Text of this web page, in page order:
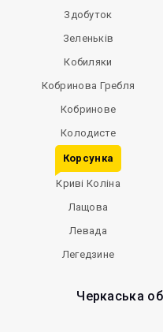
Здобуток
Зеленьків
Кобиляки
Кобринова Гребля
Кобринове
Колодисте
Корсунка
Криві Коліна
Лащова
Левада
Легедзине
Черкаська